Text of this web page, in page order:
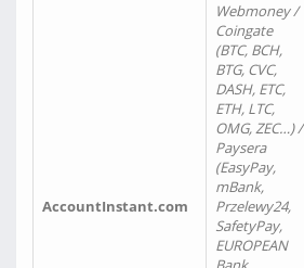
AccountInstant.com
Webmoney /
Coingate
(BTC, BCH,
BTG, CVC,
DASH, ETC,
ETH, LTC,
OMG, ZEC…) /
Paysera
(EasyPay,
mBank,
Przelewy24,
SafetyPay,
EUROPEAN